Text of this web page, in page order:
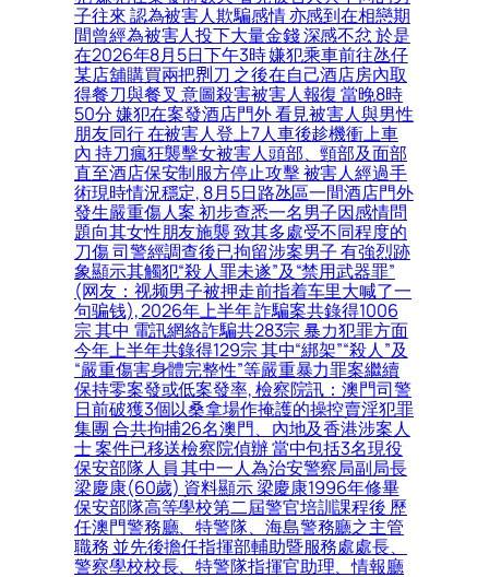
子往來 認為被害人欺騙感情 亦感到在相戀期
間曾經為被害人投下大量金錢 深感不忿 於是
在2026年8月5日下午3時 嫌犯乘車前往氹仔
某店舖購買兩把𠝹刀 之後在自己酒店房內取
得餐刀與餐叉 意圖殺害被害人報復 當晚8時
50分 嫌犯在案發酒店門外 看見被害人與男性
朋友同行 在被害人登上7人車後趁機衝上車
內 持刀瘋狂襲擊女被害人頭部、頸部及面部
直至酒店保安制服方停止攻擊 被害人經過手
術現時情況穩定, 8月5日路氹區一間酒店門外
發生嚴重傷人案 初步查悉一名男子因感情問
題向其女性朋友施襲 致其多處受不同程度的
刀傷 司警經調查後已拘留涉案男子 有強烈跡
象顯示其觸犯“殺人罪未遂”及“禁用武器罪”
(网友：视频男子被押走前指着车里大喊了一
句骗钱), 2026年上半年 詐騙案共錄得1006
宗 其中 電訊網絡詐騙共283宗 暴力犯罪方面
今年上半年共錄得129宗 其中“綁架”“殺人”及
“嚴重傷害身體完整性”等嚴重暴力罪案繼續
保持零案發或低案發率, 檢察院訊：澳門司警
日前破獲3個以桑拿場作掩護的操控賣淫犯罪
集團 合共拘捕26名澳門、內地及香港涉案人
士 案件已移送檢察院偵辦 當中包括3名現役
保安部隊人員 其中一人為治安警察局副局長
梁慶康(60歲) 資料顯示 梁慶康1996年修畢
保安部隊高等學校第二屆警官培訓課程後 歷
任澳門警務廳、特警隊、海島警務廳之主管
職務 並先後擔任指揮部輔助暨服務處處長、
警察學校校長、特警隊指揮官助理、情報廳